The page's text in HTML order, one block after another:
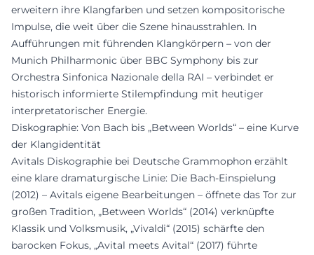
erweitern ihre Klangfarben und setzen kompositorische
Impulse, die weit über die Szene hinausstrahlen. In
Aufführungen mit führenden Klangkörpern – von der
Munich Philharmonic über BBC Symphony bis zur
Orchestra Sinfonica Nazionale della RAI – verbindet er
historisch informierte Stilempfindung mit heutiger
interpretatorischer Energie.
Diskographie: Von Bach bis „Between Worlds“ – eine Kurve
der Klangidentität
Avitals Diskographie bei Deutsche Grammophon erzählt
eine klare dramaturgische Linie: Die Bach-Einspielung
(2012) – Avitals eigene Bearbeitungen – öffnete das Tor zur
großen Tradition, „Between Worlds“ (2014) verknüpfte
Klassik und Volksmusik, „Vivaldi“ (2015) schärfte den
barocken Fokus, „Avital meets Avital“ (2017) führte